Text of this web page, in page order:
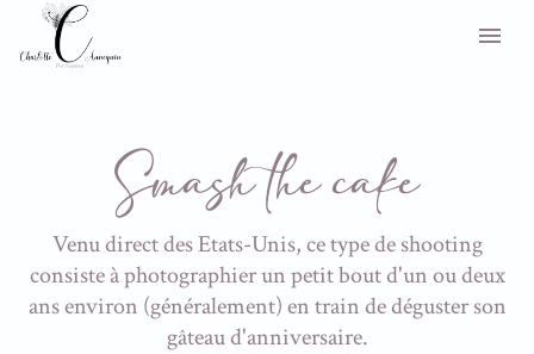
Smash the cake
Venu direct des Etats-Unis, ce type de shooting
consiste à photographier un petit bout d'un ou deux
ans environ (généralement) en train de déguster son
gâteau d'anniversaire.